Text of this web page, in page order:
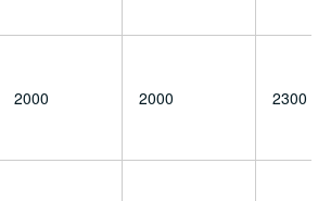
2000 2000 2300